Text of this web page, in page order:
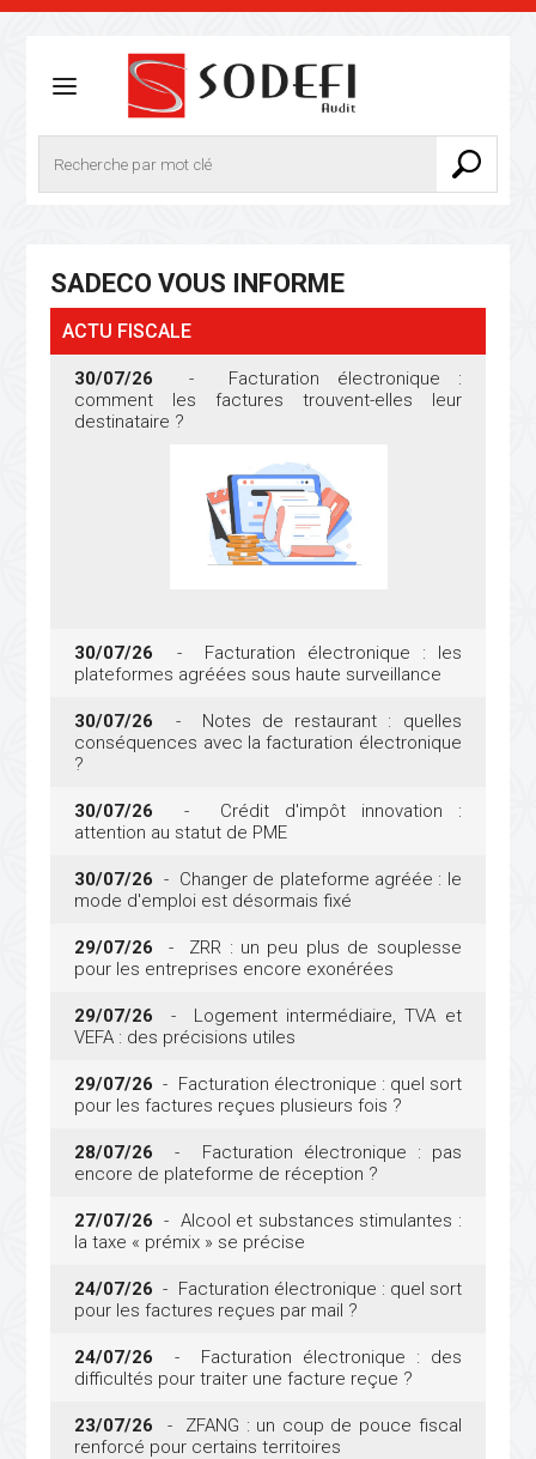
SADECO VOUS INFORME
ACTU FISCALE
30/07/26 - Facturation électronique :
comment les factures trouvent-elles leur
destinataire ?
30/07/26 - Facturation électronique : les
plateformes agréées sous haute surveillance
30/07/26 - Notes de restaurant : quelles
conséquences avec la facturation électronique
?
30/07/26 - Crédit d'impôt innovation :
attention au statut de PME
30/07/26 - Changer de plateforme agréée : le
mode d'emploi est désormais fixé
29/07/26 - ZRR : un peu plus de souplesse
pour les entreprises encore exonérées
29/07/26 - Logement intermédiaire, TVA et
VEFA : des précisions utiles
29/07/26 - Facturation électronique : quel sort
pour les factures reçues plusieurs fois ?
28/07/26 - Facturation électronique : pas
encore de plateforme de réception ?
27/07/26 - Alcool et substances stimulantes :
la taxe « prémix » se précise
24/07/26 - Facturation électronique : quel sort
pour les factures reçues par mail ?
24/07/26 - Facturation électronique : des
difficultés pour traiter une facture reçue ?
23/07/26 - ZFANG : un coup de pouce fiscal
renforcé pour certains territoires